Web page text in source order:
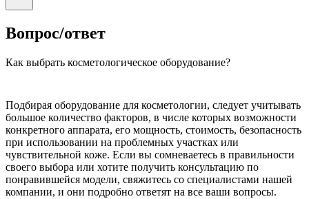
Вопрос/ответ
Как выбрать косметологическое оборудование?
Подбирая оборудование для косметологии, следует учитывать
большое количество факторов, в числе которых возможности
конкретного аппарата, его мощность, стоимость, безопасность
при использовании на проблемных участках или
чувствительной коже. Если вы сомневаетесь в правильности
своего выбора или хотите получить консультацию по
понравившейся модели, свяжитесь со специалистами нашей
компании, и они подробно ответят на все ваши вопросы.